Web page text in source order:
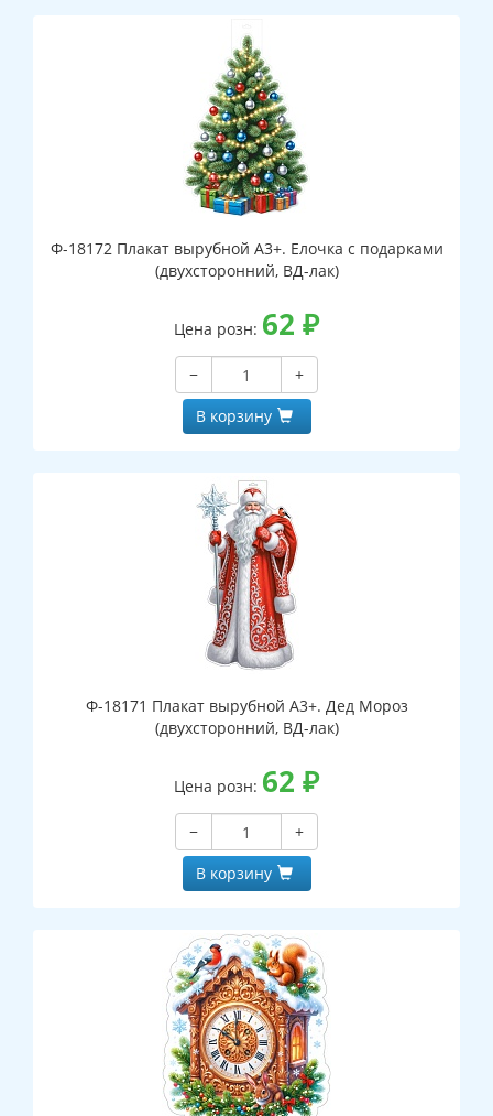
Ф-18172 Плакат вырубной А3+. Елочка с подарками
(двухсторонний, ВД-лак)
Цена розн: 62 ₽
−
+
В корзину
Ф-18171 Плакат вырубной А3+. Дед Мороз
(двухсторонний, ВД-лак)
Цена розн: 62 ₽
−
+
В корзину